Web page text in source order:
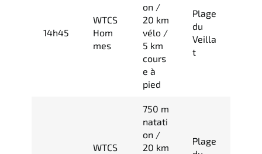
14h45
WTCS
Hom
mes
on /
20 km
vélo /
5 km
cours
e à
pied
Plage
du
Veilla
t
WTCS
750 m
natati
on /
20 km
Plage